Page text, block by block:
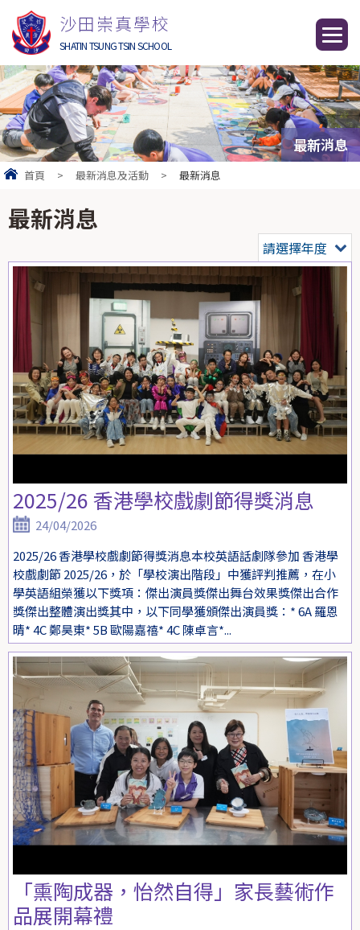
沙田崇真學校
SHATIN TSUNG TSIN SCHOOL
最新消息
首頁 > 最新消息及活動 > 最新消息
最新消息
請選擇年度
2025/26 香港學校戲劇節得獎消息
24/04/2026
2025/26 香港學校戲劇節得獎消息本校英語話劇隊參加 香港學
校戲劇節 2025/26，於「學校演出階段」中獲評判推薦，在小
學英語組榮獲以下獎項：傑出演員獎傑出舞台效果獎傑出合作
獎傑出整體演出獎其中，以下同學獲頒傑出演員獎：* 6A 羅恩
晴* 4C 鄭昊東* 5B 歐陽嘉禧* 4C 陳卓言*...
「熏陶成器，怡然自得」家長藝術作
品展開幕禮